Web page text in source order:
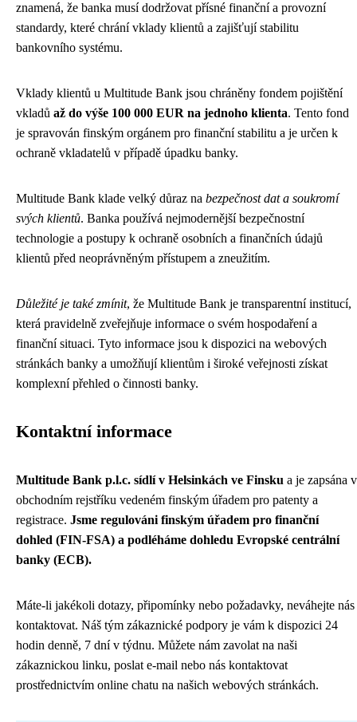
znamená, že banka musí dodržovat přísné finanční a provozní
standardy, které chrání vklady klientů a zajišťují stabilitu
bankovního systému.
Vklady klientů u Multitude Bank jsou chráněny fondem pojištění
vkladů až do výše 100 000 EUR na jednoho klienta. Tento fond
je spravován finským orgánem pro finanční stabilitu a je určen k
ochraně vkladatelů v případě úpadku banky.
Multitude Bank klade velký důraz na bezpečnost dat a soukromí
svých klientů. Banka používá nejmodernější bezpečnostní
technologie a postupy k ochraně osobních a finančních údajů
klientů před neoprávněným přístupem a zneužitím.
Důležité je také zmínit, že Multitude Bank je transparentní institucí,
která pravidelně zveřejňuje informace o svém hospodaření a
finanční situaci. Tyto informace jsou k dispozici na webových
stránkách banky a umožňují klientům i široké veřejnosti získat
komplexní přehled o činnosti banky.
Kontaktní informace
Multitude Bank p.l.c. sídlí v Helsinkách ve Finsku a je zapsána v
obchodním rejstříku vedeném finským úřadem pro patenty a
registrace. Jsme regulováni finským úřadem pro finanční
dohled (FIN-FSA) a podléháme dohledu Evropské centrální
banky (ECB).
Máte-li jakékoli dotazy, připomínky nebo požadavky, neváhejte nás
kontaktovat. Náš tým zákaznické podpory je vám k dispozici 24
hodin denně, 7 dní v týdnu. Můžete nám zavolat na naši
zákaznickou linku, poslat e-mail nebo nás kontaktovat
prostřednictvím online chatu na našich webových stránkách.